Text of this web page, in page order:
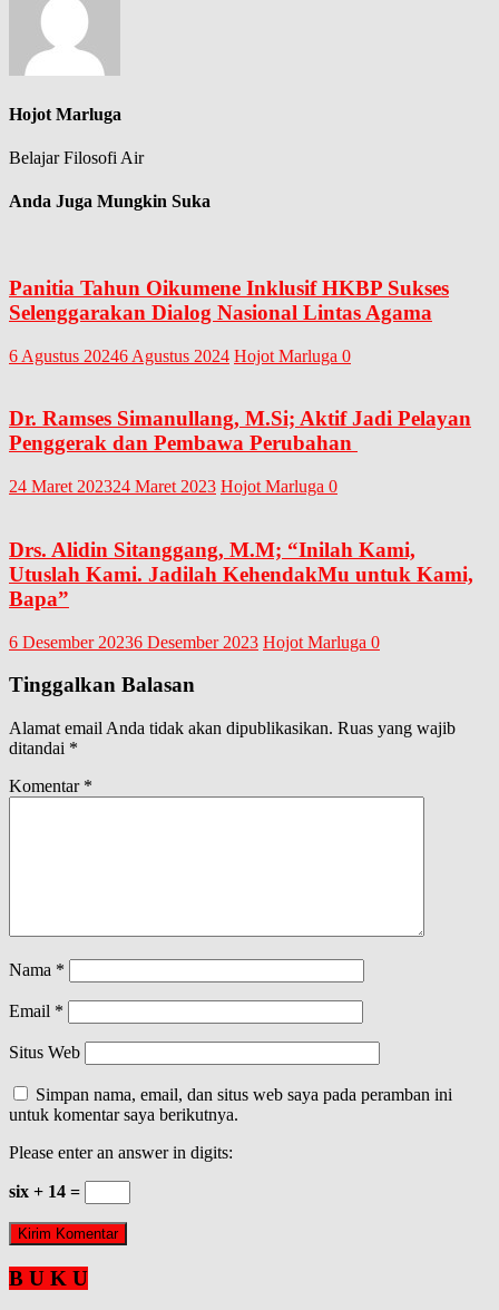
Hojot Marluga
Belajar Filosofi Air
Anda Juga Mungkin Suka
Panitia Tahun Oikumene Inklusif HKBP Sukses
Selenggarakan Dialog Nasional Lintas Agama
6 Agustus 20246 Agustus 2024 Hojot Marluga 0
Dr. Ramses Simanullang, M.Si; Aktif Jadi Pelayan
Penggerak dan Pembawa Perubahan
24 Maret 202324 Maret 2023 Hojot Marluga 0
Drs. Alidin Sitanggang, M.M; “Inilah Kami,
Utuslah Kami. Jadilah KehendakMu untuk Kami,
Bapa”
6 Desember 20236 Desember 2023 Hojot Marluga 0
Tinggalkan Balasan
Alamat email Anda tidak akan dipublikasikan. Ruas yang wajib
ditandai *
Komentar *
Nama *
Email *
Situs Web
Simpan nama, email, dan situs web saya pada peramban ini
untuk komentar saya berikutnya.
Please enter an answer in digits:
six + 14 =
B U K U